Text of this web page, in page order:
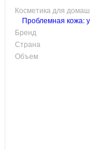
Косметика для
Проблемная кожа:
Бренд
Страна
Объем